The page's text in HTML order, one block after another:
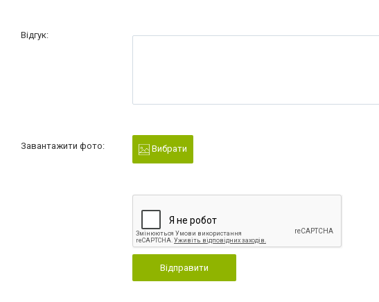
Відгук:
Завантажити фото: Вибрати
Відправити